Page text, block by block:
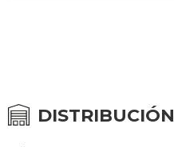
DISTRIBUCIÓN